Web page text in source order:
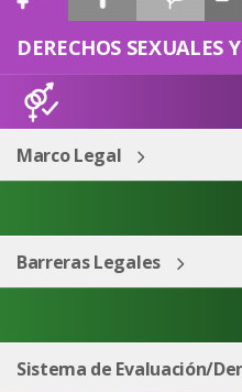
ESP
DERECHOS SEXUALES
Marco Legal
Barreras Legales
Sistema de Evaluación/